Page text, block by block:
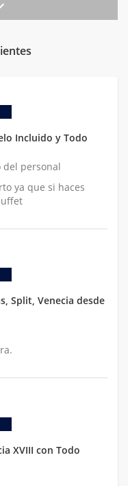
Incluido y Todo
del personal
ya que si haces
Split, Venecia desde
XVIII con Todo